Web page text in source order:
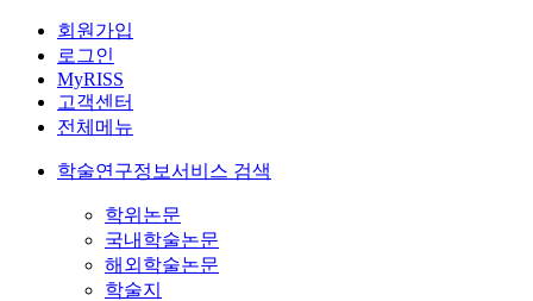
회원가입
로그인
MyRISS
고객센터
전체메뉴
학술연구정보서비스 검색
학위논문
국내학술논문
해외학술논문
학술지